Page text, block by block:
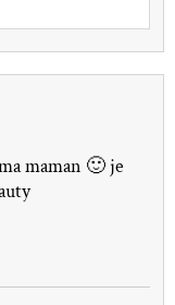
maman 🙂 je